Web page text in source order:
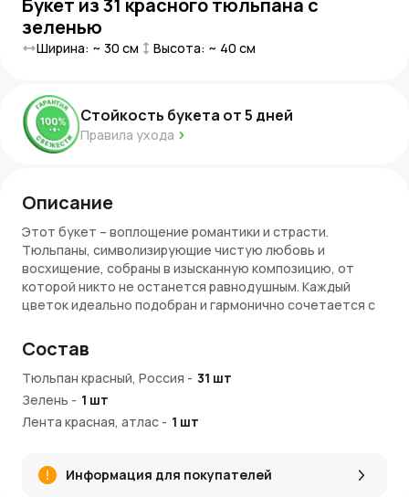
Букет из 31 красного тюльпана с
зеленью
Ширина: ~ 30 см Высота: ~ 40 см
Стойкость букета от5 дней
Правила ухода
Описание
Этот букет – воплощение романтики и страсти.
Тюльпаны, символизирующие чистую любовь и
восхищение, собраны в изысканную композицию, от
которой никто не останется равнодушным. Каждый
цветок идеально подобран и гармонично сочетается с
очарования.
Красота каждого цветка
Красные тюльпаны – это символ глубоких чувств и
искренней привязанности. Они привлекают внимание
завершенности, делая ее еще более привлекательной.
Состав
Тюльпан красный, Россия - 31 шт
Зелень - 1 шт
Лента красная, атлас - 1 шт
Информация для покупателей